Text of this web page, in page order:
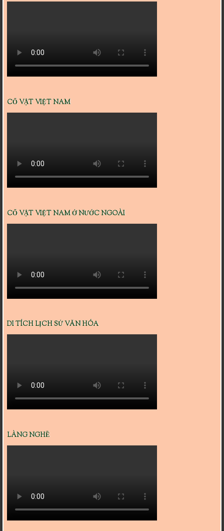
CỔ VẬT VIỆT NAM
CỔ VẬT VIỆT NAM Ở NƯỚC NGOÀI
DI TÍCH LỊCH SỬ VĂN HÓA
LÀNG NGHỀ